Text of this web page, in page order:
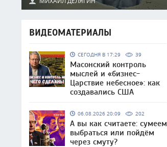
ВИДЕОМАТЕРИАЛЫ
СЕГОДНЯ В 17:29 39
Масонский контроль
мыслей и «бизнес-
Царствие небесное»: как
создавались США
06.08.2026 20:09 202
А вы как считаете: сумеем
выбраться или пойдём
через смуту?